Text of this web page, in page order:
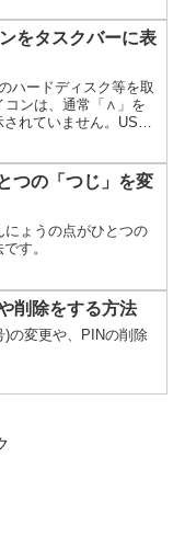
をタスクバーに表
ハードディスク等を取
コンは、通常「∧」を
れていません。USB
つの「つじ」を変
にょうの点がひとつの
す。
削除をする方法
)の変更や、PINの削除